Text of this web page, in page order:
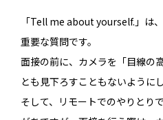
「Tell me about yourself.」は
重要な質問です。
面接の前に、カメラを「目線の
とも見下ろすこともないように
そして、リモートでのやりとり